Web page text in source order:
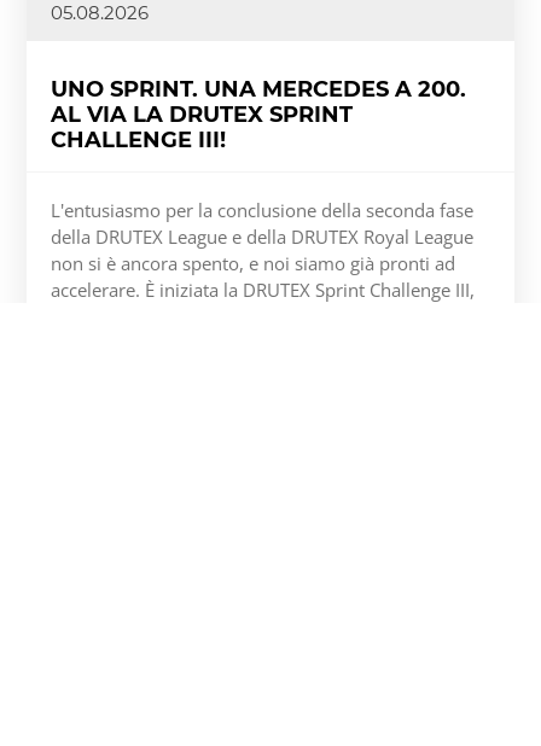
05.08.2026
UNO SPRINT. UNA MERCEDES A 200.
AL VIA LA DRUTEX SPRINT
CHALLENGE III!
L'entusiasmo per la conclusione della seconda fase
della DRUTEX League e della DRUTEX Royal League
non si è ancora spento, e noi siamo già pronti ad
accelerare. È iniziata la DRUTEX Sprint Challenge III,